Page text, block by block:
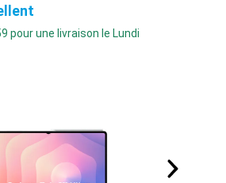
pour une livraison le Lundi